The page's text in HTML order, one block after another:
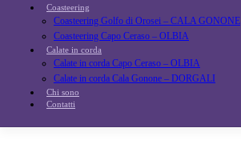
Coasteering
Coasteering Golfo di Orosei – CALA GONONE
Coasteering Capo Ceraso – OLBIA
Calate in corda
Calate in corda Capo Ceraso – OLBIA
Calate in corda Cala Gonone – DORGALI
Chi sono
Contatti